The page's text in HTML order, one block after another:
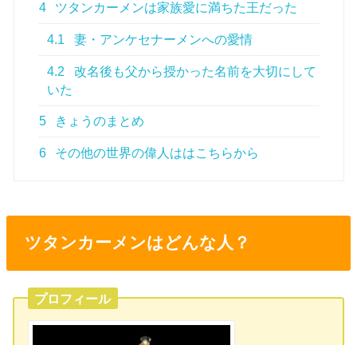
4 ツタンカーメンは家族愛に満ちた王だった
4.1 妻・アンケセナーメンへの愛情
4.2
改名後も父から授かった名前を大切にして
いた
5 きょうのまとめ
6 その他の世界の偉人ははこちらから
ツタンカーメンはどんな人？
プロフィール